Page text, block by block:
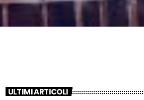
ULTIMI ARTICOLI